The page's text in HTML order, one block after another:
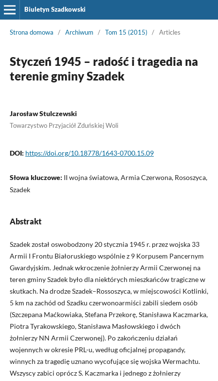
Biuletyn Szadkowski
Strona domowa / Archiwum / Tom 15 (2015) / Articles
Styczeń 1945 – radość i tragedia na
terenie gminy Szadek
Jarosław Stulczewski
Towarzystwo Przyjaciół Zduńskiej Woli
DOI: https://doi.org/10.18778/1643-0700.15.09
Słowa kluczowe: II wojna światowa, Armia Czerwona, Rososzyca,
Szadek
Abstrakt
Szadek został oswobodzony 20 stycznia 1945 r. przez wojska 33
Armii I Frontu Białoruskiego wspólnie z 9 Korpusem Pancernym
Gwardyjskim. Jednak wkroczenie żołnierzy Armii Czerwonej na
teren gminy Szadek było dla niektórych mieszkańców tragiczne w
skutkach. Na drodze Szadek–Rossoszyca, w miejscowości Kotlinki,
5 km na zachód od Szadku czerwonoarmiści zabili siedem osób
(Szczepana Maćkowiaka, Stefana Przekorę, Stanisława Kaczmarka,
Piotra Tyrakowskiego, Stanisława Masłowskiego i dwóch
żołnierzy NN Armii Czerwonej). Po zakończeniu działań
wojennych w okresie PRL-u, według oficjalnej propagandy,
winnych za tragedię uznano wycofujące się wojska Wermachtu.
Wszyscy zabici oprócz S. Kaczmarka i jednego z żołnierzy